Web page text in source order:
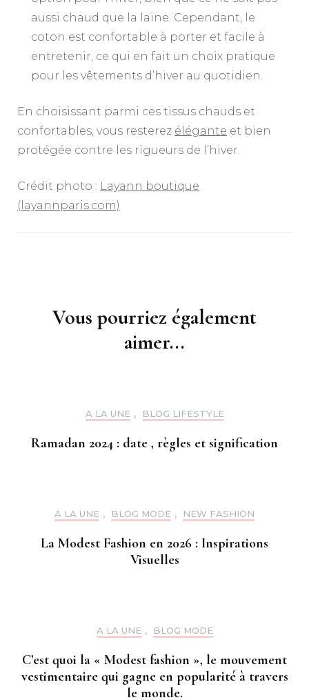
aussi chaud que la laine. Cependant, le
coton est confortable à porter et facile à
entretenir, ce qui en fait un choix pratique
pour les vêtements d’hiver au quotidien.
En choisissant parmi ces tissus chauds et
confortables, vous resterez élégante et bien
protégée contre les rigueurs de l’hiver.
Crédit photo : Layann boutique
(layannparis.com)
Vous pourriez également
aimer...
A LA UNE , BLOG LIFESTYLE
Ramadan 2024 : date , règles et signification
A LA UNE , BLOG MODE , NEW FASHION
La Modest Fashion en 2026 : Inspirations
Visuelles
A LA UNE , BLOG MODE
C’est quoi la « Modest fashion », le mouvement
vestimentaire qui gagne en popularité à travers
le monde.